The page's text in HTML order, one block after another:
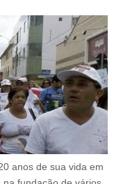
anos de sua vida em